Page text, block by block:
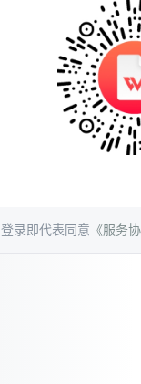
登录即代表同意 《服务